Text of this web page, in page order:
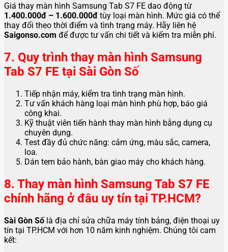
Giá thay màn hình Samsung Tab S7 FE dao động từ
1.400.000đ – 1.600.000đ tùy loại màn hình. Mức giá có thể
thay đổi theo thời điểm và tình trạng máy. Hãy liên hệ
Saigonso.com để được tư vấn chi tiết và kiểm tra miễn phí.
7. Quy trình thay màn hình Samsung
Tab S7 FE tại Sài Gòn Số
Tiếp nhận máy, kiểm tra tình trạng màn hình.
Tư vấn khách hàng loại màn hình phù hợp, báo giá
công khai.
Kỹ thuật viên tiến hành thay màn hình bằng dụng cụ
chuyên dụng.
Test đầy đủ chức năng: cảm ứng, màu sắc, camera,
loa.
Dán tem bảo hành, bàn giao máy cho khách hàng.
8. Thay màn hình Samsung Tab S7 FE
chính hãng ở đâu uy tín tại TP.HCM?
Sài Gòn Sốlà địa chỉ sửa chữa máy tính bảng, điện thoại uy
tín tại TP.HCM với hơn 10 năm kinh nghiệm. Chúng tôi cam
kết: